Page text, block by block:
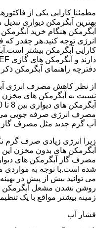
مطمئنا کارایی یکی از
بهترین آبگرمکن دیواری
انرژی توجه کنید.هر چقدر که
دفترچه راهنمای آبگرمکن
از نظر کاهش مصرف انرژی
نسبت به آبگرمکن های
مصرف انرژی صرفه جویی می
آب گرم جدید مثل مصرف گاز
زیرا انرژی زیادی صرف گرم
آبگرمکن های بدون مخزن
مصرف گاز آبگرمکن های
شده است.با توجه به
می توانید بیش از پیش در
روشن نشدن مشعل آبگرمکن
زمینه بیشتر مواقع با یک
فشار آب